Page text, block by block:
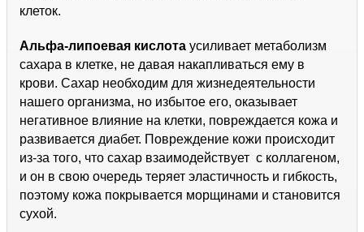
клеток.
Альфа-липоевая кислота усиливает метаболизм
сахара в клетке, не давая накапливаться ему в
крови. Сахар необходим для жизнедеятельности
нашего организма, но избытое его, оказывает
негативное влияние на клетки, повреждается кожа и
развивается диабет. Повреждение кожи происходит
из-за того, что сахар взаимодействует с коллагеном,
и он в свою очередь теряет эластичность и гибкость,
поэтому кожа покрывается морщинами и становится
сухой.